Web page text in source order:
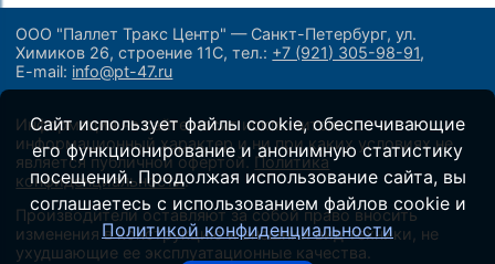
ООО "Паллет Тракс Центр" — Санкт-Петербург, ул.
Химиков 26, строение 11С,тел.: +7 (921) 305-98-91,
E-mail: info@pt-47.ru
Информация на сайте носит исключительно
информационный характер и ни при каких условиях не
является публичной офертой. Политика
конфиденциальности.
Производители оставляют за собой право вносить
изменения в конструкцию и внешний вид техники, не
ухудшающие ее эксплуатационные качества.
Сайт использует файлы cookie, обеспечивающие
его функционирование и анонимную статистику
посещений. Продолжая использование сайта, вы
соглашаетесь с использованием файлов cookie и
Политикой конфиденциальности